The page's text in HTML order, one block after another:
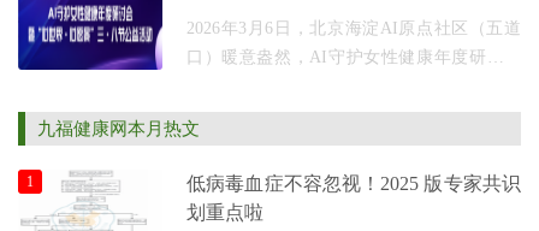
AI重构女性全周期健康管理新范式
2026年3月6日，北京海淀AI原点社区（五道
口）暖意盎然，AI守护女性健康年度研讨会
幕。这场汇聚卫健委领导、三甲医院妇产生
殖专家、科研领
九福健康网本月热文
低病毒血症不容忽视！2025 版专家共识
划重点啦
1